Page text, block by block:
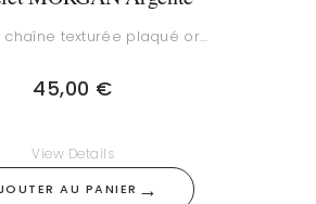
chaîne texturée plaqué or…
45,00 €
AU PANIER →
View Details